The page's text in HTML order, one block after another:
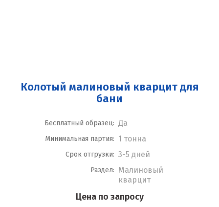
Колотый малиновый кварцит для
бани
Бесплатный образец: Да
Минимальная партия: 1 тонна
Срок отгрузки: 3-5 дней
Раздел: Малиновый
кварцит
Цена по запросу